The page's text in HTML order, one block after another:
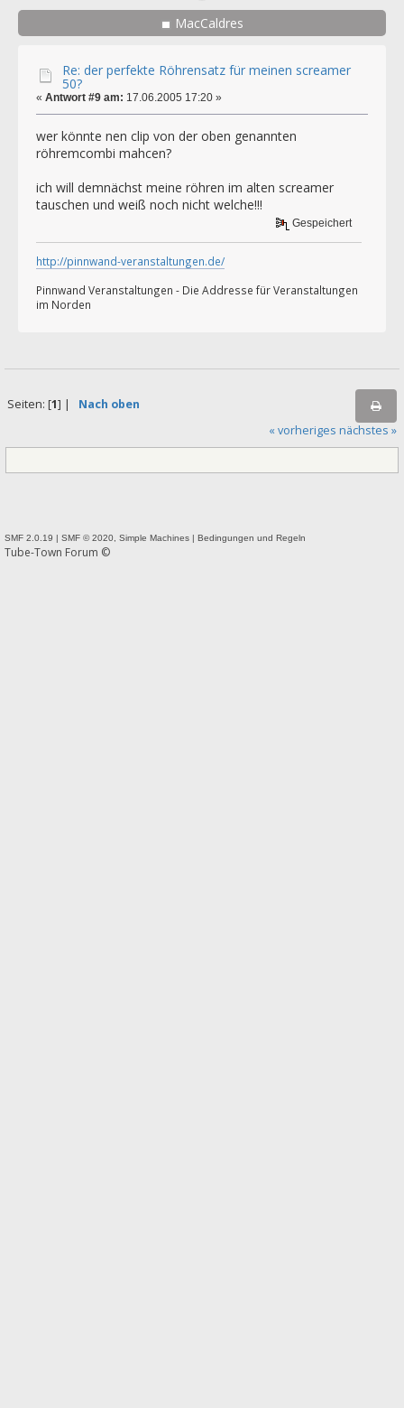
MacCaldres
Re: der perfekte Röhrensatz für meinen screamer
50?
« Antwort #9 am: 17.06.2005 17:20 »
wer könnte nen clip von der oben genannten
röhremcombi mahcen?
ich will demnächst meine röhren im alten screamer
tauschen und weiß noch nicht welche!!!
Gespeichert
http://pinnwand-veranstaltungen.de/
Pinnwand Veranstaltungen - Die Addresse für Veranstaltungen
im Norden
Seiten: [1] | Nach oben
« vorheriges nächstes »
SMF 2.0.19 | SMF © 2020, Simple Machines | Bedingungen und Regeln
Tube-Town Forum ©